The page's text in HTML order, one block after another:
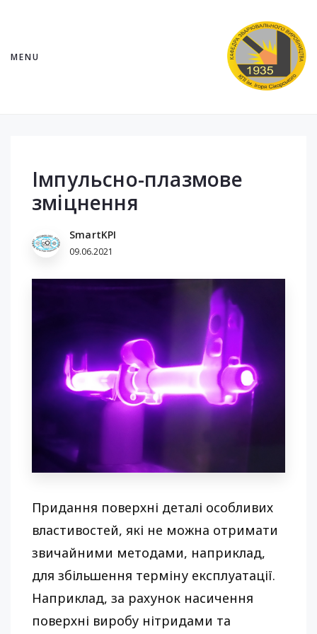
MENU
Імпульсно-плазмове
зміцнення
SmartKPI
09.06.2021
Придання поверхні деталі особливих
властивостей, які не можна отримати
звичайними методами, наприклад,
для збільшення терміну експлуатації.
Наприклад, за рахунок насичення
поверхні виробу нітридами та